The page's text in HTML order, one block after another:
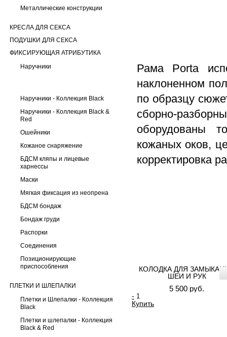
Металлические конструкции
КРЕСЛА ДЛЯ СЕКСА
ПОДУШКИ ДЛЯ СЕКСА
ФИКСИРУЮЩАЯ АТРИБУТИКА
Наручники
Наручники - Коллекция Black
Наручники - Коллекция Black &
Red
Ошейники
Кожаное снаряжение
БДСМ кляпы и лицевые
харнессы
Маски
Мягкая фиксация из неопрена
БДСМ бондаж
Бондаж груди
Распорки
Соединения
Позиционирующие
приспособления
ПЛЕТКИ И ШЛЕПАЛКИ
Плетки и Шлепалки - Коллекция
Black
Плетки и шлепалки - Коллекция
Black & Red
Рама Porta
наклоненном
по образцу
сборно-
оборудованы
кожаных оков,
корректировка
КОЛОДКА ДЛЯ
ШЕИ И РУК
5 500 руб.
-
Купить